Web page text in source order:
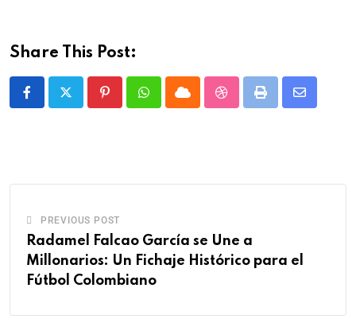
Share This Post:
PREVIOUS POST
Radamel Falcao García se Une a
Millonarios: Un Fichaje Histórico para el
Fútbol Colombiano